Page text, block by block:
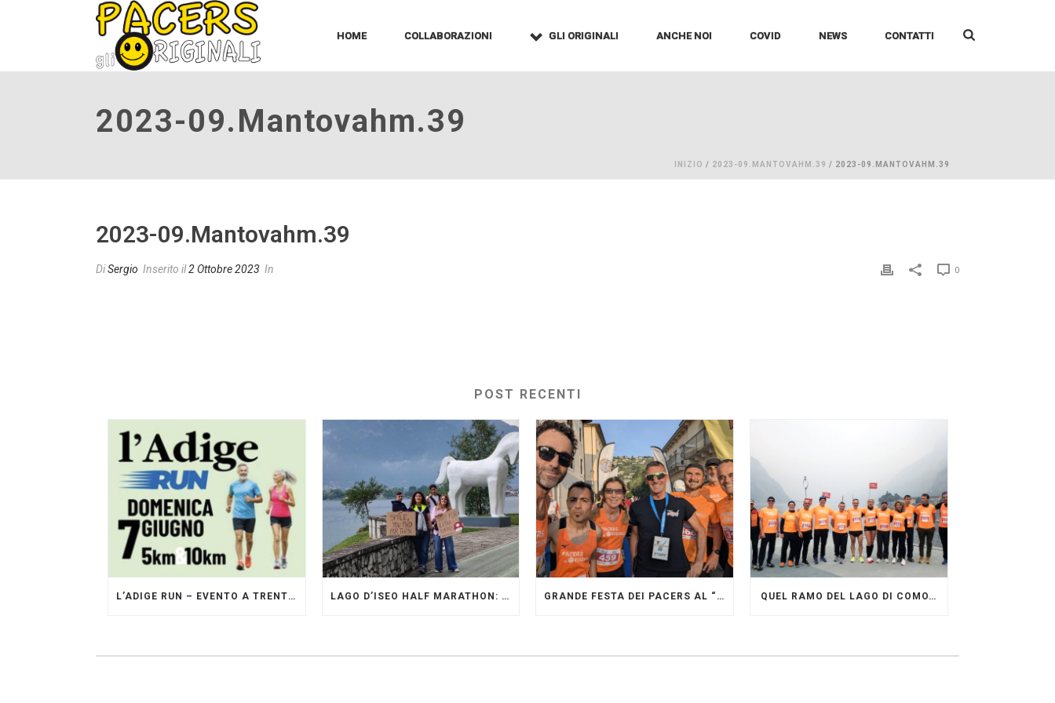
HOME COLLABORAZIONI GLI ORIGINALI ANCHE NOI COVID NEWS CONTATTI
2023-09.mantovahm.39
INIZIO / 2023-09.MANTOVAHM.39 / 2023-09.MANTOVAHM.39
2023-09.mantovahm.39
DiSergio Inserito il2 Ottobre 2023 In 0
POST RECENTI
L’ADIGE RUN – EVENTO A TRENTO GESTITO DAI PACERS GLI ORIGINALI LAGO D’ISEO HALF MARATHON: ORIGINALI PRESENTI GRANDE FESTA DEI PACERS AL “GARDA LAKE RUNNING FESTIVAL” QUEL RAMO DEL LAGO DI COMO…